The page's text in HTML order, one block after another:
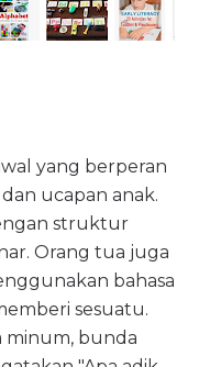
yang berperan
ucapan anak.
struktur
Orang tua juga
bahasa
sesuatu.
minum, bunda